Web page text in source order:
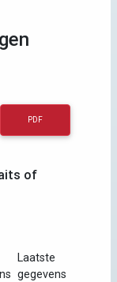
PDF
of
Laatste
gegevens